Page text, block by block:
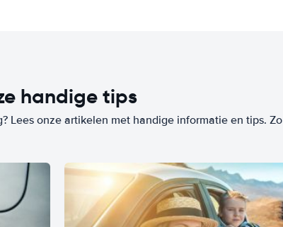
handige tips
Lees onze artikelen met handige informatie en tips. Zo